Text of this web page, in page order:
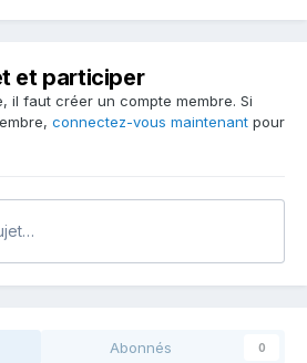
et participer
il faut créer un compte membre. Si
connectez-vous maintenant pour
Abonnés 0